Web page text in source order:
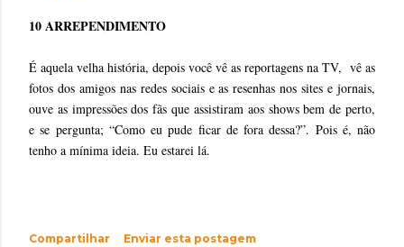
10 ARREPENDIMENTO
É aquela velha história, depois você vê as reportagens na TV, vê as
fotos dos amigos nas redes sociais e as resenhas nos sites e jornais,
ouve as impressões dos fãs que assistiram aos shows bem de perto,
e se pergunta; “Como eu pude ficar de fora dessa?”. Pois é, não
tenho a mínima ideia. Eu estarei lá.
Compartilhar
Enviar esta postagem